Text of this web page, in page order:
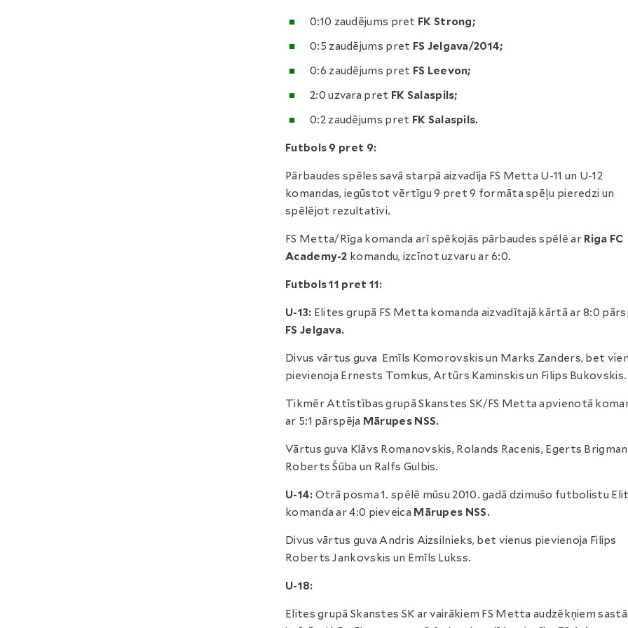
0:10 zaudējums pret FK Strong;
0:5 zaudējums pret FS Jelgava/2014;
0:6 zaudējums pret FS Leevon;
2:0 uzvara pret FK Salaspils;
0:2 zaudējums pret FK Salaspils.
Futbols 9 pret 9:
Pārbaudes spēles savā starpā aizvadīja FS Metta U-11 un U-12
komandas, iegūstot vērtīgu 9 pret 9 formāta spēļu pieredzi un
spēlējot rezultatīvi.
FS Metta/Rīga komanda arī spēkojās pārbaudes spēlē ar Riga FC
Academy-2 komandu, izcīnot uzvaru ar 6:0.
Futbols 11 pret 11:
U-13: Elites grupā FS Metta komanda aizvadītajā kārtā ar 8:0
FS Jelgava.
Divus vārtus guva Emīls Komorovskis un Marks Zanders, bet
pievienoja Ernests Tomkus, Artūrs Kaminskis un Filips Bukovskis.
Tikmēr Attīstības grupā Skanstes SK/FS Metta apvienotā
ar 5:1 pārspēja Mārupes NSS.
Vārtus guva Klāvs Romanovskis, Rolands Racenis, Egerts
Roberts Šūba un Ralfs Gulbis.
U-14: Otrā posma 1. spēlē mūsu 2010. gadā dzimušo futbolistu
komanda ar 4:0 pieveica Mārupes NSS.
Divus vārtus guva Andris Aizsilnieks, bet vienus pievienoja Filips
Roberts Jankovskis un Emīls Lukss.
U-18:
Elites grupā Skanstes SK ar vairākiem FS Metta audzēkņiem